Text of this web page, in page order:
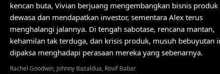
kencan buta, Vivian berjuang mengembangkan bisnis produk
dewasa dan mendapatkan investor, sementara Alex terus
menghalangi jalannya. Di tengah sabotase, rencana mantan,
kehamilan tak terduga, dan krisis produk, musuh bebuyutan
dipaksa menghadapi perasaan mereka yang sebenarnya.
Rachel Goodwin, Johnny Bazaldua, Rovif Babar